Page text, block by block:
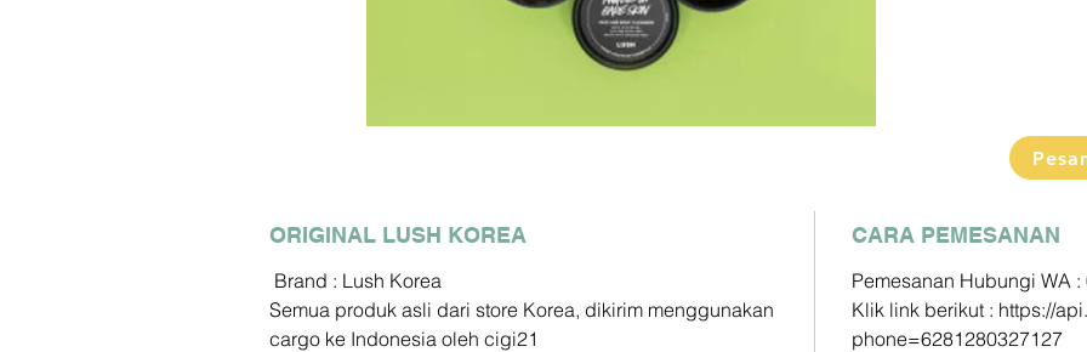
Mandiri
ORIGINAL LUSH KOREA
Brand : Lush Korea
Semua produk asli dari store Korea, dikirim menggunakan
cargo ke Indonesia oleh cigi21
CARA PEMESANAN
Pemesanan Hubungi WA
Klik link berikut : https://
phone=6281280327127